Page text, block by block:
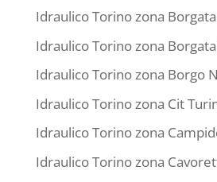
Idraulico Torino zona
Idraulico Torino zona Borgata
Idraulico Torino zona Borgo
Idraulico Torino zona Cit
Idraulico Torino zona
Idraulico Torino zona